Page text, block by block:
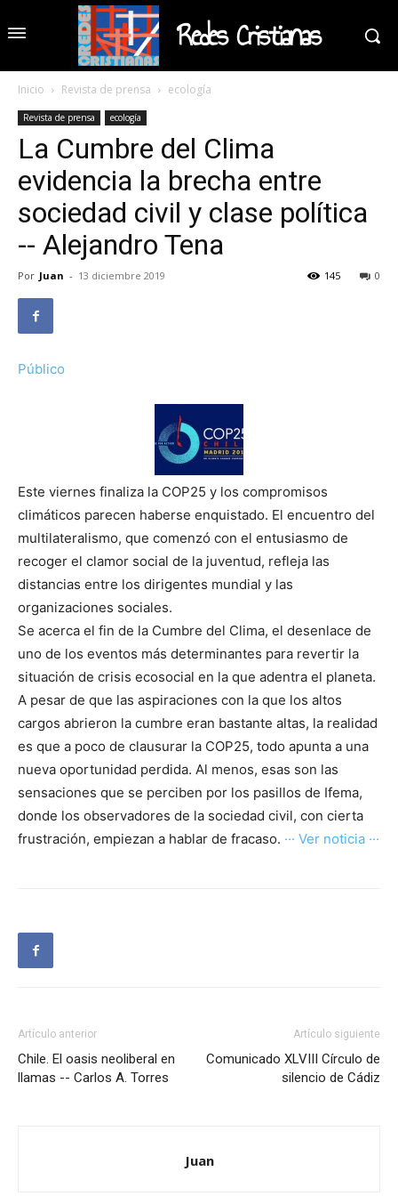
Redes Cristianas
Inicio Revista de prensa ecología
Revista de prensa ecología
La Cumbre del Clima
evidencia la brecha entre
sociedad civil y clase política
-- Alejandro Tena
Por Juan - 13 diciembre 2019 0
145
Público
Este viernes finaliza la COP25 y los compromisos
climáticos parecen haberse enquistado. El encuentro del
multilateralismo, que comenzó con el entusiasmo de
recoger el clamor social de la juventud, refleja las
distancias entre los dirigentes mundial y las
organizaciones sociales.
Se acerca el fin de la Cumbre del Clima, el desenlace de
uno de los eventos más determinantes para revertir la
situación de crisis ecosocial en la que adentra el planeta.
A pesar de que las aspiraciones con la que los altos
cargos abrieron la cumbre eran bastante altas, la realidad
es que a poco de clausurar la COP25, todo apunta a una
nueva oportunidad perdida. Al menos, esas son las
sensaciones que se perciben por los pasillos de Ifema,
donde los observadores de la sociedad civil, con cierta
frustración, empiezan a hablar de fracaso. ··· Ver noticia ···
Artículo anterior
Chile. El oasis neoliberal en
llamas -- Carlos A. Torres
Artículo siguiente
Comunicado XLVIII Círculo de
silencio de Cádiz
Juan